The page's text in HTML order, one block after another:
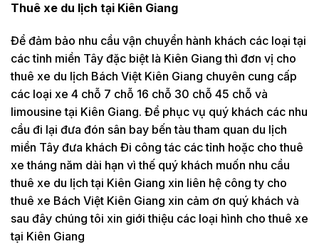
Thuê xe du lịch tại Kiên Giang
Để đảm bảo nhu cầu vận chuyển hành khách các loại tại
các tỉnh miền Tây đặc biệt là Kiên Giang thì đơn vị cho
thuê xe du lịch Bách Việt Kiên Giang chuyên cung cấp
các loại xe 4 chỗ 7 chỗ 16 chỗ 30 chỗ 45 chỗ và
limousine tại Kiên Giang. Để phục vụ quý khách các nhu
cầu đi lại đưa đón sân bay bến tàu tham quan du lịch
miền Tây đưa khách Đi công tác các tỉnh hoặc cho thuê
xe tháng năm dài hạn vì thế quý khách muốn nhu cầu
thuê xe du lịch tại Kiên Giang xin liên hệ công ty cho
thuê xe Bách Việt Kiên Giang xin cảm ơn quý khách và
sau đây chúng tôi xin giới thiệu các loại hình cho thuê xe
tại Kiên Giang